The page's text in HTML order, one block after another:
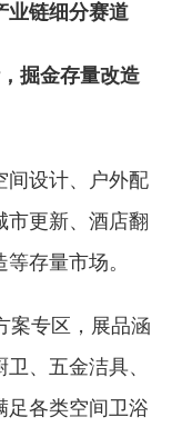
业链细分赛道
掘金存量改造
设计、户外配
市更新、酒店翻
存量市场。
专区，展品涵
、五金洁具、
足各类空间卫浴